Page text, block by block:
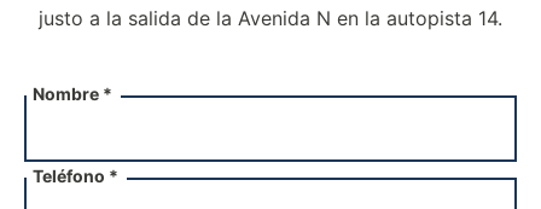
justo a la salida de la Avenida N en la autopista 14.
Nombre *
Teléfono *